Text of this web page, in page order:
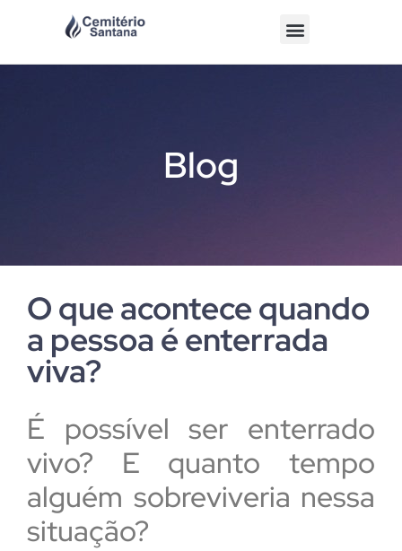
Blog
O que acontece quando
a pessoa é enterrada
viva?
É possível ser enterrado
vivo? E quanto tempo
alguém sobreviveria nessa
situação?